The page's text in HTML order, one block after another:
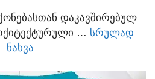
ᲓᲐᲙᲐᲕᲨᲘᲠᲔᲑᲣᲚ
… ᲡᲠᲣᲚᲐᲓ
ᲜᲐᲮᲕᲐ